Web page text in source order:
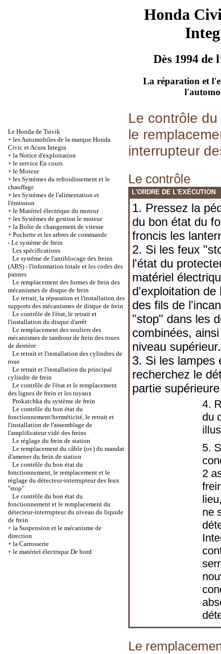
Honda
Dès 1994 de
La réparation et
Le Honda de Tsivik
+ les Automobiles de la marque Honda
Civic et Acura Integra
+ la Notice d'exploitation
+ le service En cours
+ le Moteur
+ les Systèmes du refroidissement et le
chauffage
+ les Systèmes de l'alimentation et
l'émission
+ le Matériel électrique du moteur
+ les Systèmes de gestion le moteur
+ la Boîte de changement de vitesse
+ Pochette et les arbres de commande
- Le système de frein
Les spécifications
Le système de l'antiblocage des freins
(ABS) - l'information totale et les codes des
pannes
Le remplacement des formes de frein des
mécanismes de disque de frein
Le retrait, la réparation et l'installation des
supports des mécanismes de disque de frein
Le contrôle de l'état, le retrait et
l'installation du disque d'arrêt
Le remplacement des souliers des
mécanismes de tambour de frein des roues
de derrière
Le retrait et l'installation des cylindres de
roue
Le retrait et l'installation du principal
cylindre de frein
Le contrôle de l'état et le remplacement
des lignes de frein et les tuyaux
Prokatchka du système de frein
Le contrôle du bon état du
fonctionnement/herméticité, le retrait et
l'installation de l'assemblage de
l'amplificateur vidé des freins
Le réglage du frein de station
Le remplacement du câble (ov) du mandat
d'amener du frein de station
Le contrôle du bon état du
fonctionnement, le remplacement et le
réglage du détecteur-interrupteur des feux
"stop"
Le contrôle du bon état du
fonctionnement et le remplacement du
détecteur-interrupteur du niveau du liquide
de frein
+ la Suspension et le mécanisme de
direction
+ la Carrosserie
+ le matériel électrique De bord
Le contrôle
le
interrupteur
Le contrôle
L'ORDRE DE L'EXÉCUTION
1. Pressez la
du bon état du
froncis les
2. Si les feux
l'état du
matériel
d'exploitation de
des fils de
"stop" dans les
combinées,
niveau supérieur.
3. Si les lampes
recherchez le
partie
4.
du
5.
2
ne
Le